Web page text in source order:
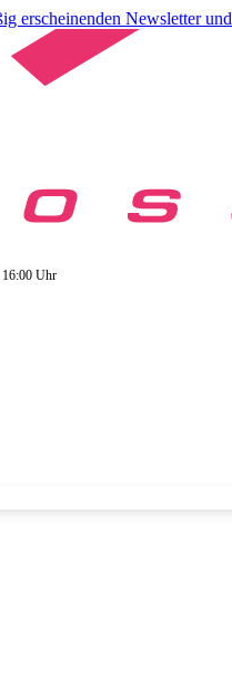
erscheinenden Newsletter und
Uhr